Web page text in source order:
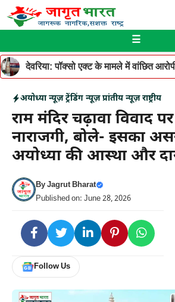
Skip
to
☰
देवरिया: पॉक्सो एक्ट के मामले में वांछित
अयोध्या न्यूज़ ट्रेंडिंग न्यूज़ प्रांतीय न्यूज़ राष्ट्रीय
राम मंदिर चढ़ावा विवाद
नाराजगी, बोले- इसका
अयोध्या की आस्था और
ByJagrut Bharat
Published on: June 28, 2026
Follow Us